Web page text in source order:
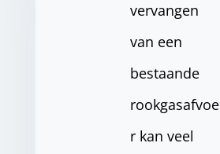
vervangen
van een
bestaande
rookgasafvoe
r kan veel